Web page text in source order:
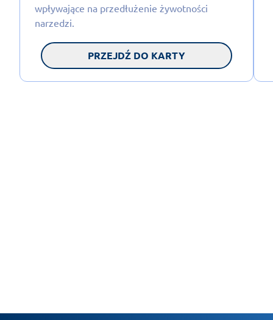
wpływające na przedłużenie żywotności
narzedzi.
PRZEJDŹ DO KARTY